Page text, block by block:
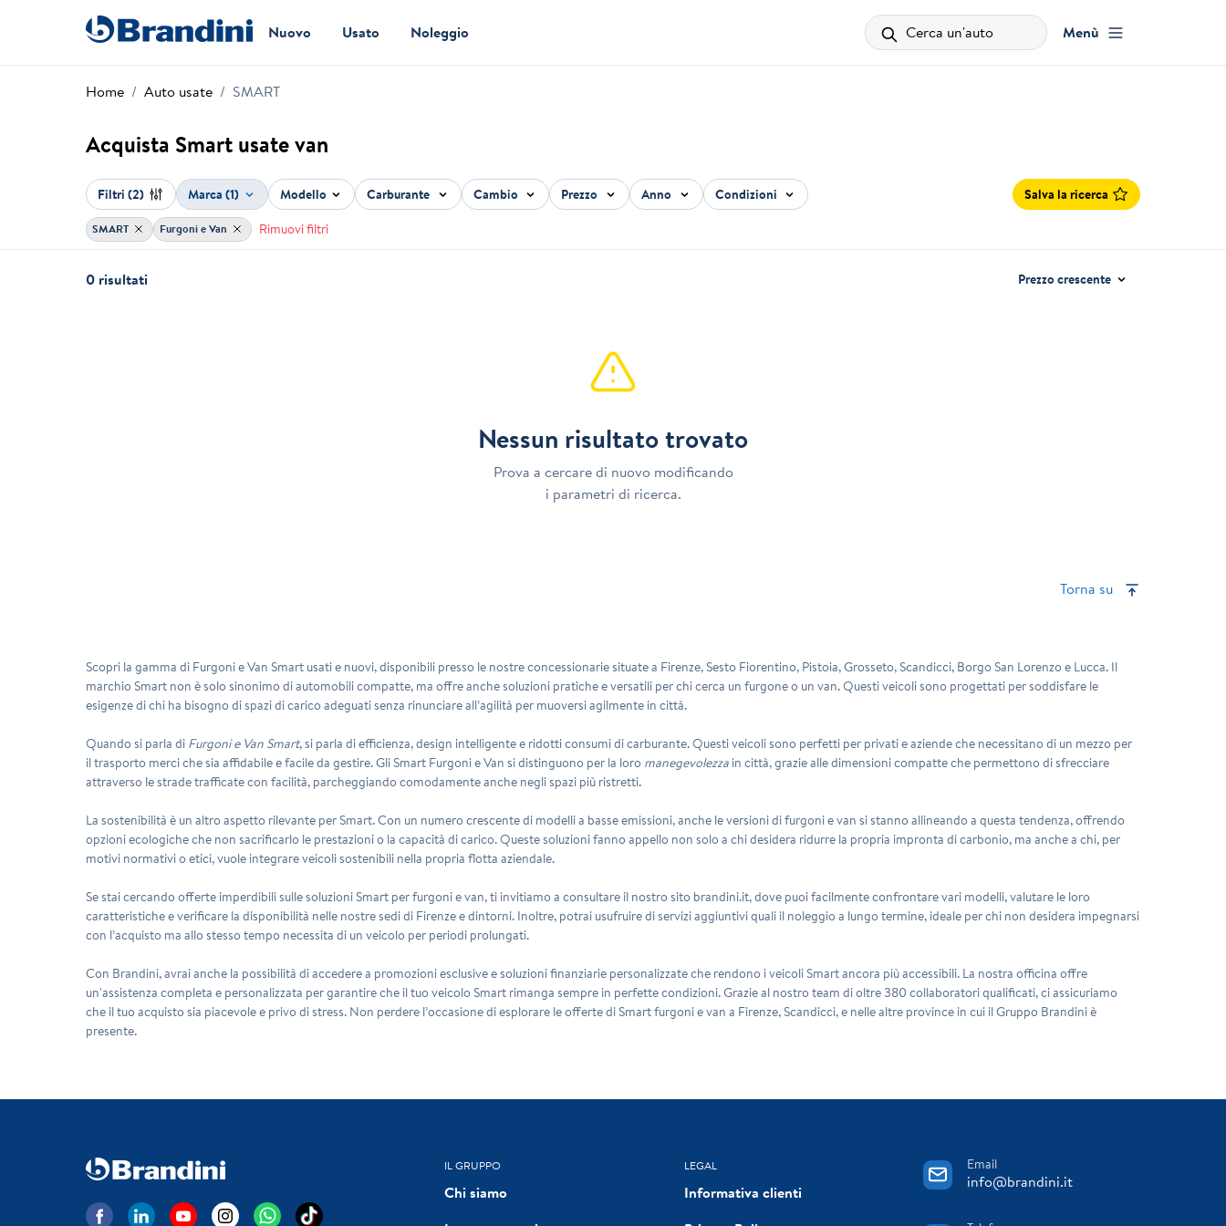
Nuovo Usato Noleggio Cerca un'auto Menù
Home Auto usate SMART
Acquista Smart usate van
Filtri(2) Marca (1) Modello Carburante Cambio Prezzo Anno Condizioni Salva la ricerca
SMART Furgoni e Van Rimuovi filtri
0 risultati Prezzo crescente
Nessun risultato trovato
Prova a cercare di nuovo modificando
i parametri di ricerca.
Torna su
Scopri la gamma di Furgoni e Van Smart usati e nuovi, disponibili presso le nostre concessionarie situate a Firenze, Sesto Fiorentino, Pistoia, Grosseto, Scandicci, Borgo San Lorenzo e Lucca. Il
marchio Smart non è solo sinonimo di automobili compatte, ma offre anche soluzioni pratiche e versatili per chi cerca un furgone o un van. Questi veicoli sono progettati per soddisfare le
esigenze di chi ha bisogno di spazi di carico adeguati senza rinunciare all’agilità per muoversi agilmente in città.
Quando si parla di Furgoni e Van Smart, si parla di efficienza, design intelligente e ridotti consumi di carburante. Questi veicoli sono perfetti per privati e aziende che necessitano di un mezzo per
il trasporto merci che sia affidabile e facile da gestire. Gli Smart Furgoni e Van si distinguono per la loro manegevolezza in città, grazie alle dimensioni compatte che permettono di sfrecciare
attraverso le strade trafficate con facilità, parcheggiando comodamente anche negli spazi più ristretti.
Lasostenibilità è un altro aspetto rilevante per Smart. Con un numero crescente di modelli a basse emissioni, anche le versioni di furgoni e van si stanno allineando a questa tendenza, offrendo
opzioni ecologiche che non sacrificarlo le prestazioni o la capacità di carico. Queste soluzioni fanno appello non solo a chi desidera ridurre la propria impronta di carbonio, ma anche a chi, per
motivi normativi o etici, vuole integrare veicoli sostenibili nella propria flotta aziendale.
Se stai cercandoofferte imperdibilisulle soluzioni Smart per furgoni e van, ti invitiamo a consultare il nostro sito brandini.it, dove puoi facilmente confrontare vari modelli, valutare le loro
caratteristiche e verificare la disponibilità nelle nostre sedi di Firenze e dintorni. Inoltre, potrai usufruire di servizi aggiuntivi quali il noleggio a lungo termine, ideale per chi non desidera impegnarsi
con l’acquisto ma allo stesso tempo necessita di un veicolo per periodi prolungati.
Con Brandini, avrai anche la possibilità di accedere a promozioni esclusive e soluzioni finanziarie personalizzate che rendono i veicoli Smart ancora più accessibili. La nostra officina offre
un'assistenza completa e personalizzata per garantire che il tuo veicolo Smart rimanga sempre in perfette condizioni. Grazie al nostro team di oltre 380 collaboratori qualificati, ci assicuriamo
che il tuo acquisto sia piacevole e privo di stress. Non perdere l’occasione di esplorare le offerte di Smart furgoni e van a Firenze, Scandicci, e nelle altre province in cui il Gruppo Brandini è
presente.
IL GRUPPO
Chi siamo
LEGAL
Informativa clienti
Email
info@brandini.it